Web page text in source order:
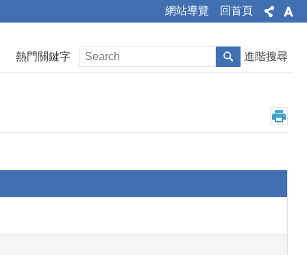
網站導覽 回首頁
熱門關鍵字 進階搜尋